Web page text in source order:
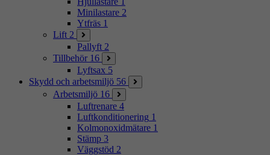
Minilastare 2
Ytfräs 1
Lift 2
Pallyft 2
Tillbehör 16
Lyftsax 5
Skydd och arbetsmiljö 56
Arbetsmiljö 16
Luftrenare 4
Luftkonditionering 1
Kolmonoxidmätare 1
Stämp 3
Väggstöd 2